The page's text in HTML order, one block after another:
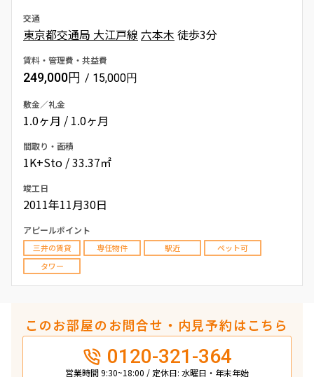
交通
東京都交通局 大江戸線 六本木 徒歩3分
賃料・管理費・共益費
249,000円 / 15,000円
敷金／礼金
1.0ヶ月 / 1.0ヶ月
間取り・面積
1K+Sto / 33.37㎡
竣工日
2011年11月30日
アピールポイント
三井の賃貸 専任物件 駅近
ペット可
タワー
このお部屋のお問合せ・内見予約はこちら
0120-321-364
営業時間 9:30~18:00 / 定休日: 水曜日・年末年始